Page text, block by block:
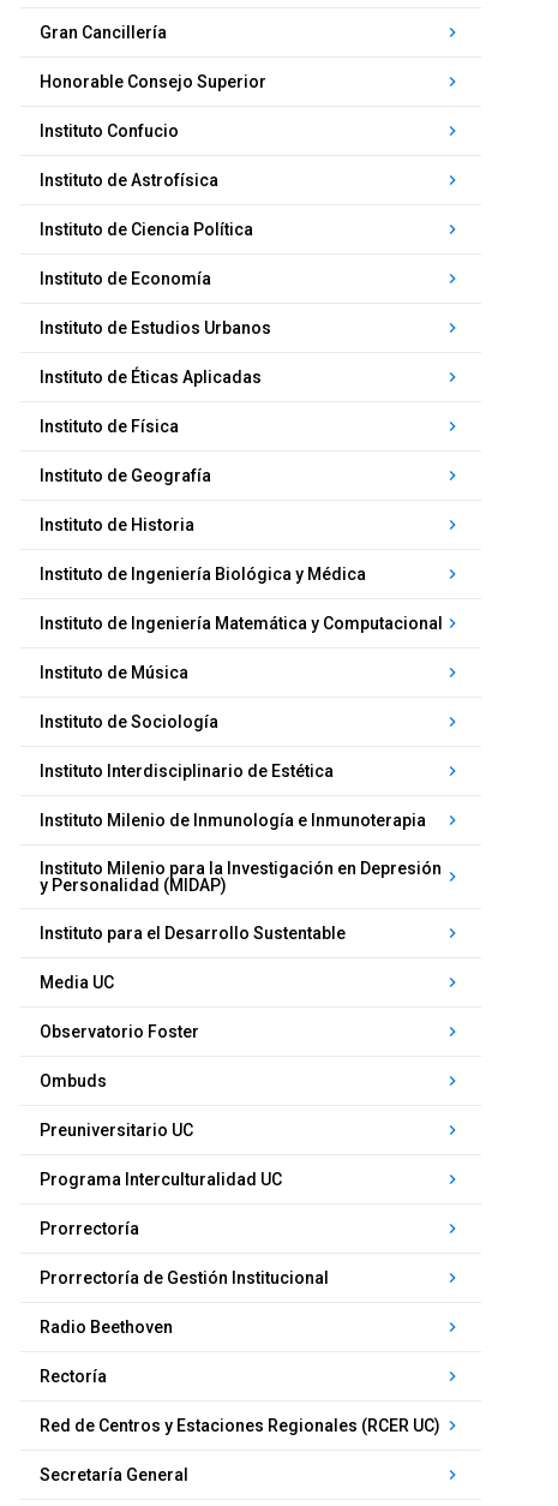
Gran Cancillería keyboard_arrow_right
Honorable Consejo Superior keyboard_arrow_right
Instituto Confucio keyboard_arrow_right
Instituto de Astrofísica keyboard_arrow_right
Instituto de Ciencia Política keyboard_arrow_right
Instituto de Economía keyboard_arrow_right
Instituto de Estudios Urbanos keyboard_arrow_right
Instituto de Éticas Aplicadas keyboard_arrow_right
Instituto de Física keyboard_arrow_right
Instituto de Geografía keyboard_arrow_right
Instituto de Historia keyboard_arrow_right
Instituto de Ingeniería Biológica y Médica keyboard_arrow_right
Instituto de Ingeniería Matemática y Computacional keyboard_arrow_right
Instituto de Música keyboard_arrow_right
Instituto de Sociología keyboard_arrow_right
Instituto Interdisciplinario de Estética keyboard_arrow_right
Instituto Milenio de Inmunología e Inmunoterapia keyboard_arrow_right
Instituto Milenio para la Investigación en Depresión
y Personalidad (MIDAP)
keyboard_arrow_right
Instituto para el Desarrollo Sustentable keyboard_arrow_right
Media UC keyboard_arrow_right
Observatorio Foster keyboard_arrow_right
Ombuds keyboard_arrow_right
Preuniversitario UC keyboard_arrow_right
Programa Interculturalidad UC keyboard_arrow_right
Prorrectoría keyboard_arrow_right
Prorrectoría de Gestión Institucional keyboard_arrow_right
Radio Beethoven keyboard_arrow_right
Rectoría keyboard_arrow_right
Red de Centros y Estaciones Regionales (RCER UC) keyboard_arrow_right
Secretaría General keyboard_arrow_right